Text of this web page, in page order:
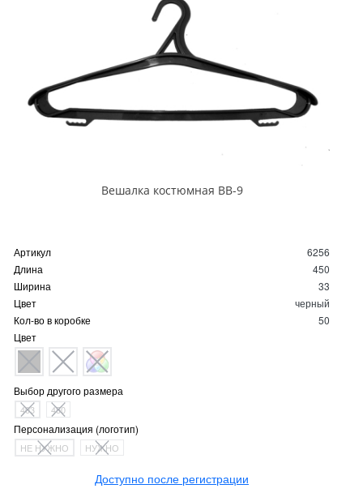
Вешалка костюмная ВВ-9
Артикул
6256
Длина
450
Ширина
33
Цвет
черный
Кол-во в коробке
50
Цвет
Выбор другого размера
403 450
Персонализация (логотип)
НЕ НУЖНО НУЖНО
Доступно после регистрации